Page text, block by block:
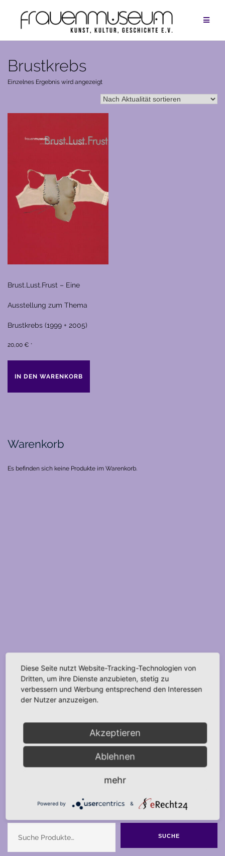
springen
Brustkrebs
Einzelnes Ergebnis wird angezeigt
Brust.Lust.Frust – Eine
Ausstellung zum Thema
Brustkrebs (1999 + 2005)
20,00 € *
IN DEN WARENKORB
Warenkorb
Es befinden sich keine Produkte im Warenkorb.
SUCHE
Diese Seite nutzt Website-Tracking-Technologien von
Dritten, um ihre Dienste anzubieten, stetig zu
verbessern und Werbung entsprechend den Interessen
der Nutzer anzuzeigen.
Akzeptieren
Ablehnen
mehr
Powered by &